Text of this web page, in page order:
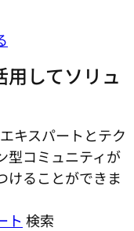
してソリュ
キスパートとテク
型コミ​ュニティが
けることができま
ト 検索